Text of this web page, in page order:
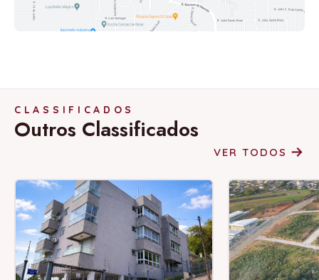
CLASSIFICADOS
Outros Classificados
VER TODOS